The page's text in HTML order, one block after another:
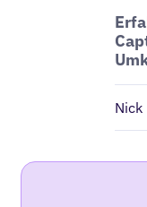
Nick